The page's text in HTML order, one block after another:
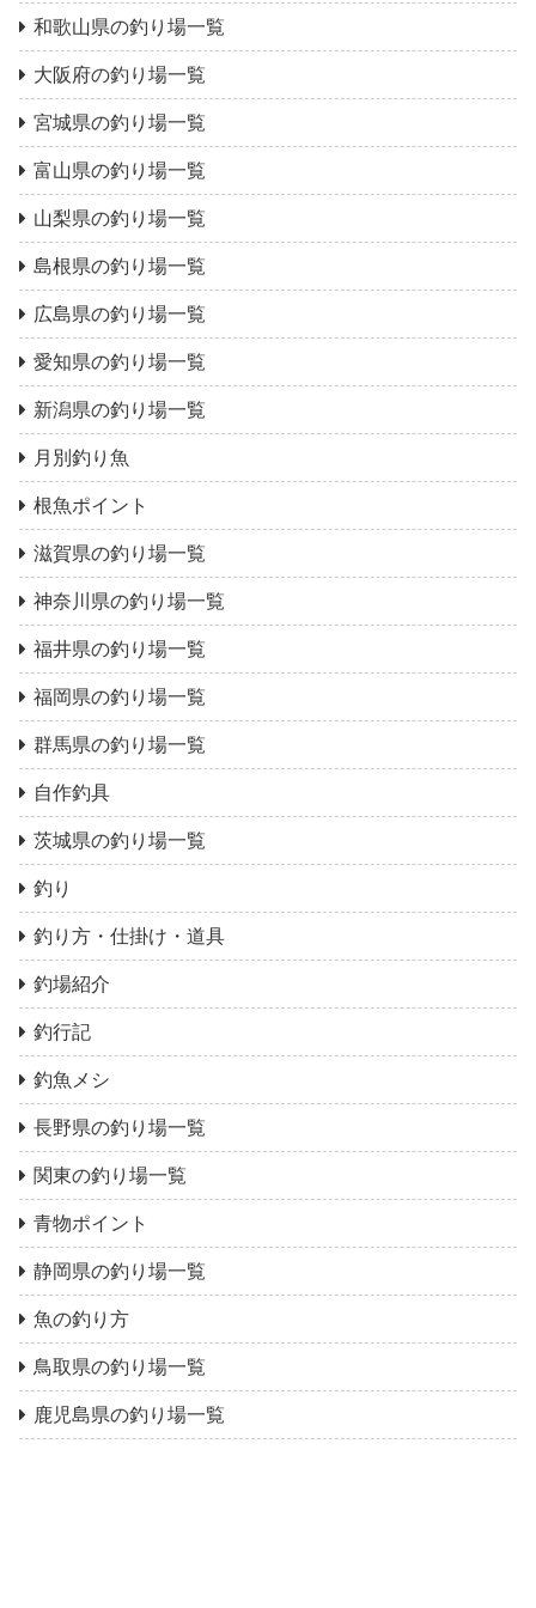
和歌山県の釣り場一覧
大阪府の釣り場一覧
宮城県の釣り場一覧
富山県の釣り場一覧
山梨県の釣り場一覧
島根県の釣り場一覧
広島県の釣り場一覧
愛知県の釣り場一覧
新潟県の釣り場一覧
月別釣り魚
根魚ポイント
滋賀県の釣り場一覧
神奈川県の釣り場一覧
福井県の釣り場一覧
福岡県の釣り場一覧
群馬県の釣り場一覧
自作釣具
茨城県の釣り場一覧
釣り
釣り方・仕掛け・道具
釣場紹介
釣行記
釣魚メシ
長野県の釣り場一覧
関東の釣り場一覧
青物ポイント
静岡県の釣り場一覧
魚の釣り方
鳥取県の釣り場一覧
鹿児島県の釣り場一覧